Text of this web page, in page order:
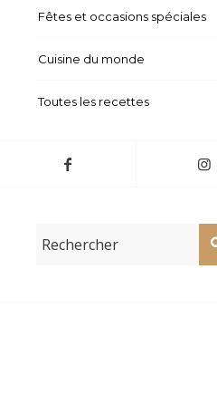
Fêtes et occasions spéciales
Cuisine du monde
Toutes les recettes